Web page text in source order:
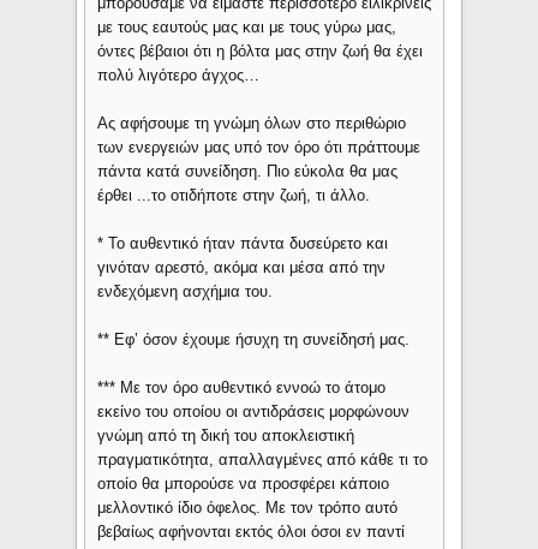
με τους εαυτούς μας και με τους γύρω μας,
όντες βέβαιοι ότι η βόλτα μας στην ζωή θα έχει
πολύ λιγότερο άγχος…
Ας αφήσουμε τη γνώμη όλων στο περιθώριο
των ενεργειών μας υπό τον όρο ότι πράττουμε
πάντα κατά συνείδηση. Πιο εύκολα θα μας
έρθει ...το οτιδήποτε στην ζωή, τι άλλο.
* Το αυθεντικό ήταν πάντα δυσεύρετο και
γινόταν αρεστό, ακόμα και μέσα από την
ενδεχόμενη ασχήμια του.
** Εφ’ όσον έχουμε ήσυχη τη συνείδησή μας.
*** Με τον όρο αυθεντικό εννοώ το άτομο
εκείνο του οποίου οι αντιδράσεις μορφώνουν
γνώμη από τη δική του αποκλειστική
πραγματικότητα, απαλλαγμένες από κάθε τι το
οποίο θα μπορούσε να προσφέρει κάποιο
μελλοντικό ίδιο όφελος. Με τον τρόπο αυτό
βεβαίως αφήνονται εκτός όλοι όσοι εν παντί